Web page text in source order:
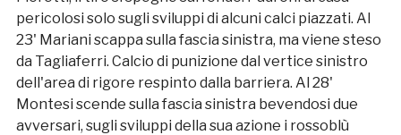
pericolosi solo sugli sviluppi di alcuni calci piazzati. Al
23' Mariani scappa sulla fascia sinistra, ma viene steso
da Tagliaferri. Calcio di punizione dal vertice sinistro
dell'area di rigore respinto dalla barriera. Al 28'
Montesi scende sulla fascia sinistra bevendosi due
avversari, sugli sviluppi della sua azione i rossoblù